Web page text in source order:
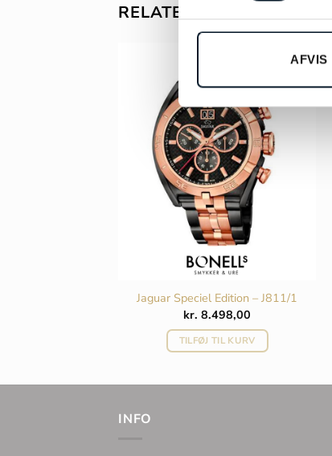
AFVIS
RELATEREDE VARER
Jaguar Speciel Edition – J811/1
kr. 8.498,00
TILFØJ TIL KURV
INFO